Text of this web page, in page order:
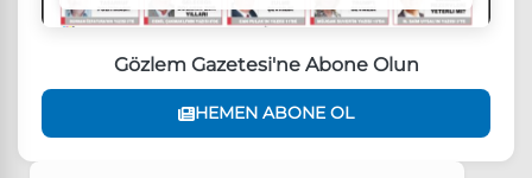
Gözlem Gazetesi'ne Abone Olun
HEMEN ABONE OL